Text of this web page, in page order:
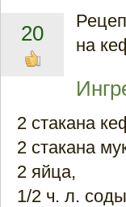
20
на
2 стакана
2 стакана
2 яйца,
1/2 ч. л.